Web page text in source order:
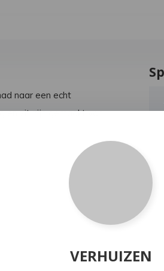
naar een echt
en zit zijn gemaakt van
VERHUIZEN